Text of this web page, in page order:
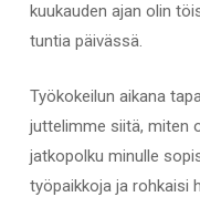
kuukauden ajan olin
tuntia päivässä.
Työkokeilun aikana
juttelimme siitä, miten
jatkopolku minulle
työpaikkoja ja rohkaisi